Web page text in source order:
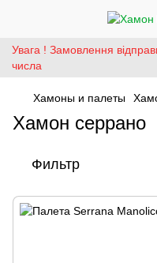
Увага ! Замовлення
числа
Хамоны и палеты
Хамон серрано
Фильтр